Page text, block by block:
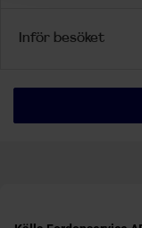
Inför besöket